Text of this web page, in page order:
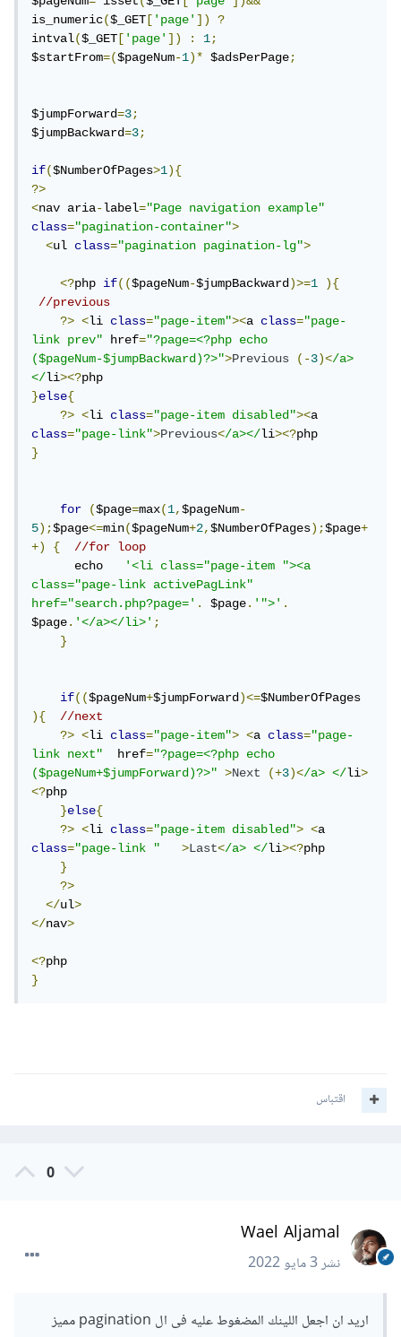
is_numeric($_GET ['page'])
?
intval($_GET ['page']) : 1;
$startFrom=($pageNum-1)* $adsPerPage;
$jumpForward=3;
$jumpBackward=3;
if($NumberOfPages>1){
?>
<nav aria-label="Page navigation example"
class="pagination-container">
<ul class="pagination pagination-lg">
<?php if(($pageNum-$jumpBackward)>=1
){
//previous
?>
<li class="page-item"><a class="page-
link prev"
href="?page=<?php echo
($pageNum-$jumpBackward)?>">Previous (-3)</a>
</li><?
}else{
?>
<li class="page-item disabled"><
class="page-link">Previous</a></li><?
}
for ($page=max(1,$pageNum-
5);$page<=min($pageNum+2,$NumberOfPages);$page+
+)
{
//for loop
      echo
'<li class="page-item "><a
class="page-link activePagLink"
href="search.php?page='. $page.'">'.
$page.'</a></li>';
}
if(($pageNum+$jumpForward)<=
){
//next
?>
<li class="page-item"> <a class="page-
link next"
href="?page=<?php echo
($pageNum+$jumpForward)?>"
>Next (+3)</a> </li>
<?php
}else{
?>
<li class="page-item disabled"> <
class="page-link " >Last</a> </li><?php
}
?>
</ul>
</nav>
<?
}
اقتباس
0
Wael Aljamal
نشر3 مايو 2022
اريد ان اجعل اللينك المضغوط عليه فى ال pagination مميز